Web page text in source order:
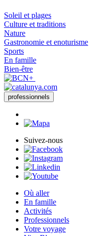
Soleil et plages
Culture et traditions
Nature
Gastronomie et enoturisme
Sports
En famille
Bien-être
professionnels
Suivez-nous
Où aller
En famille
Activités
Professionnels
Votre voyage